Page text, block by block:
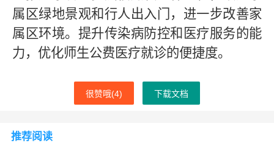
属区绿地景观和行人出入门，进一步改善家
属区环境。提升传染病防控和医疗服务的能
力，优化师生公费医疗就诊的便捷度。
很赞哦(4) 下载文档
推荐阅读